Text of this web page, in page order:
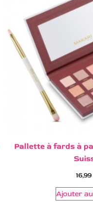
Pallette à fards à
16,99
Ajouter